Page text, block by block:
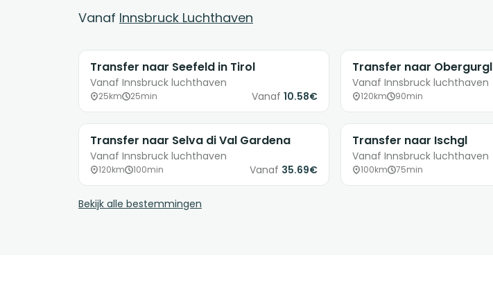
Vanaf Innsbruck Luchthaven
Transfer naar Seefeld in Tirol
Vanaf Innsbruck luchthaven
25km 25min Vanaf 10.58€
Transfer naar Obergurgl
Vanaf Innsbruck luchthaven
120km 90min
Transfer naar Selva di Val Gardena
Vanaf Innsbruck luchthaven
120km 100min Vanaf 35.69€
Transfer naar Ischgl
Vanaf Innsbruck luchthaven
100km 75min
Bekijk alle bestemmingen